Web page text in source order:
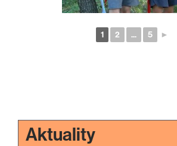
1 2 ... 5 ►
Aktuality